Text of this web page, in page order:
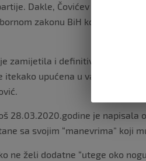
Dakle, Čovićev gvardijan je
zakonu BiH koji je bio na
zamijetila i definitivno najbolja
upućena u
28.03.2020.godine je napisala
sa svojim “manevrima” koji
ne želi dodatne “utege oko